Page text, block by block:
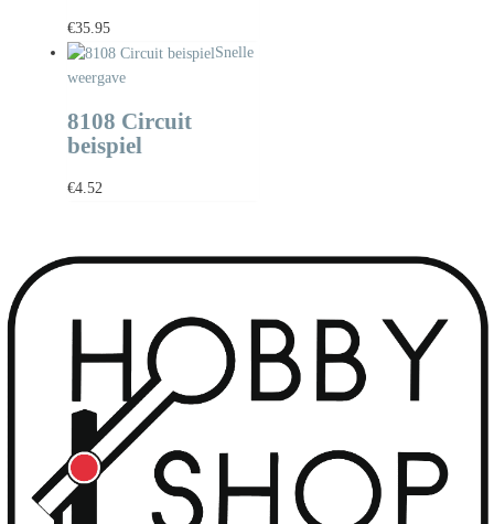
€35.95
Snelle
weergave
8108 Circuit
beispiel
€4.52